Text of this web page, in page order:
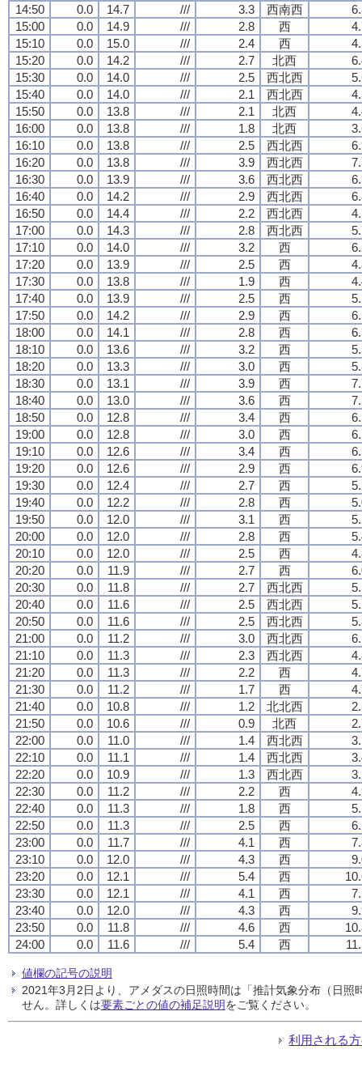
14:50 0.0 14.7 /// 3.3 西南西
15:00
0.0 14.9 /// 2.8 西
15:10
0.0 15.0 /// 2.4 西
15:20
0.0 14.2 /// 2.7 北西
15:30
0.0 14.0 /// 2.5 西北西
15:40
0.0 14.0 /// 2.1 西北西
15:50
0.0 13.8 /// 2.1 北西
16:00
0.0 13.8 /// 1.8 北西
16:10
0.0 13.8 /// 2.5 西北西
16:20
0.0 13.8 /// 3.9 西北西
16:30
0.0 13.9 /// 3.6 西北西
16:40
0.0 14.2 /// 2.9 西北西
16:50
0.0 14.4 /// 2.2 西北西
17:00
0.0 14.3 /// 2.8 西北西
17:10
0.0 14.0 /// 3.2 西
17:20
0.0 13.9 /// 2.5 西
17:30
0.0 13.8 /// 1.9 西
17:40
0.0 13.9 /// 2.5 西
17:50
0.0 14.2 /// 2.9 西
18:00
0.0 14.1 /// 2.8 西
18:10
0.0 13.6 /// 3.2 西
18:20
0.0 13.3 /// 3.0 西
18:30
0.0 13.1 /// 3.9 西
18:40
0.0 13.0 /// 3.6 西
18:50
0.0 12.8 /// 3.4 西
19:00
0.0 12.8 /// 3.0 西
19:10
0.0 12.6 /// 3.4 西
19:20
0.0 12.6 /// 2.9 西
19:30
0.0 12.4 /// 2.7 西
19:40
0.0 12.2 /// 2.8 西
19:50
0.0 12.0 /// 3.1 西
20:00
0.0 12.0 /// 2.8 西
20:10
0.0 12.0 /// 2.5 西
20:20
0.0 11.9 /// 2.7 西
20:30
0.0 11.8 /// 2.7 西北西
20:40
0.0 11.6 /// 2.5 西北西
20:50
0.0 11.6 /// 2.5 西北西
21:00
0.0 11.2 /// 3.0 西北西
21:10
0.0 11.3 /// 2.3 西北西
21:20
0.0 11.3 /// 2.2 西
21:30
0.0 11.2 /// 1.7 西
21:40
0.0 10.8 /// 1.2 北北西
21:50
0.0 10.6 /// 0.9 北西
22:00
0.0 11.0 /// 1.4 西北西
22:10
0.0 11.1 /// 1.4 西北西
22:20
0.0 10.9 /// 1.3 西北西
22:30
0.0 11.2 /// 2.2 西
22:40
0.0 11.3 /// 1.8 西
22:50
0.0 11.3 /// 2.5 西
23:00
0.0 11.7 /// 4.1 西
23:10
0.0 12.0 /// 4.3 西
23:20
0.0 12.1 /// 5.4 西
23:30
0.0 12.1 /// 4.1 西
23:40
0.0 12.0 /// 4.3 西
23:50
0.0 11.8 /// 4.6 西
24:00
0.0 11.6 /// 5.4 西
値欄の記号の説明
2021年3月2日より、アメダスの日照時間は「推計気象分布（日
せん。詳しくは要素ごとの値の補足説明をご覧ください。
利用される